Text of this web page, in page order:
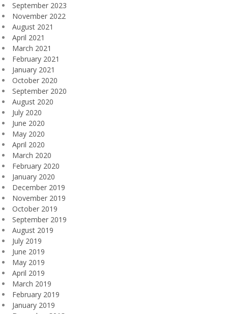
September 2023
November 2022
August 2021
April 2021
March 2021
February 2021
January 2021
October 2020
September 2020
August 2020
July 2020
June 2020
May 2020
April 2020
March 2020
February 2020
January 2020
December 2019
November 2019
October 2019
September 2019
August 2019
July 2019
June 2019
May 2019
April 2019
March 2019
February 2019
January 2019